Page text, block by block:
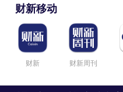
财新移动
财新 财新周刊